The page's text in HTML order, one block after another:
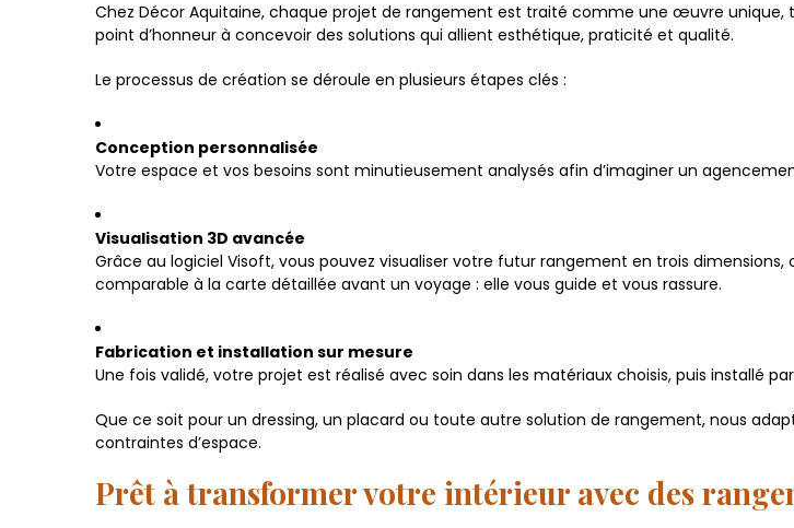
Chez Décor Aquitaine, chaque projet de rangement est traité comme une œuvre
point d’honneur à concevoir des solutions qui allient esthétique, praticité et qualité.
Le processus de création se déroule en plusieurs étapes clés :
Conception personnalisée
Votre espace et vos besoins sont minutieusement analysés afin d’imaginer un
Visualisation 3D avancée
Grâce au logiciel Visoft, vous pouvez visualiser votre futur rangement en trois
comparable à la carte détaillée avant un voyage : elle vous guide et vous rassure.
Fabrication et installation sur mesure
Une fois validé, votre projet est réalisé avec soin dans les matériaux choisis, puis installé
Que ce soit pour un dressing, un placard ou toute autre solution de rangement, nous
contraintes d’espace.
Prêt à transformer votre intérieur avec des